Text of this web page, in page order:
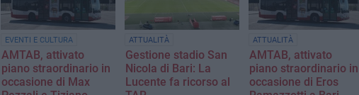
EVENTI E CULTURA
AMTAB, attivato
piano straordinario in
occasione di Max
ATTUALITÀ
Gestione stadio San
Nicola di Bari: La
Lucente fa ricorso al
ATTUALITÀ
AMTAB, attivato
piano straordinario in
occasione di Eros